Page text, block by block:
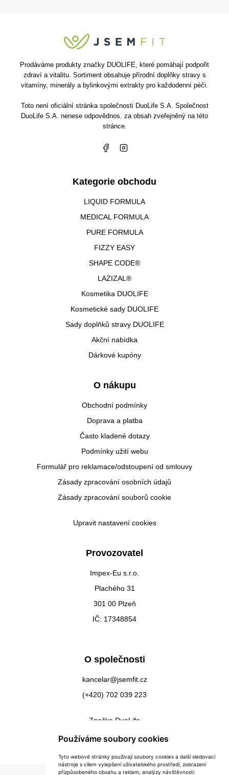
Používáme soubory cookies
Tyto webové stránky používají soubory cookies a další sledovací
nástroje s cílem vylepšení uživatelského prostředí, zobrazení
přizpůsobeného obsahu a reklam, analýzy návštěvnosti
Prodáváme produkty značky DUOLIFE, které pomáhají podpořit
zdraví a vitalitu. Sortiment obsahuje přírodní doplňky stravy s
vitamíny, minerály a bylinkovými extrakty pro každodenní péči.
Toto není oficiální stránka společnosti DuoLife S.A. Společnost
DuoLife S.A. nenese odpovědnos. za obsah zveřejněný na této
stránce.
Kategorie obchodu
LIQUID FORMULA
MEDICAL FORMULA
PURE FORMULA
FIZZY EASY
SHAPE CODE®
LAZIZAL®
Kosmetika DUOLIFE
Kosmetické sady DUOLIFE
Sady doplňků stravy DUOLIFE
Akční nabídka
Dárkové kupóny
O nákupu
Obchodní podmínky
Doprava a platba
Často kladené dotazy
Podmínky užití webu
Formulář pro reklamace/odstoupení od smlouvy
Zásady zpracování osobních údajů
Zásady zpracování souborů cookie
Upravit nastavení cookies
Provozovatel
Impex-Eu s.r.o.
Plachého 31
301 00 Plzeň
IČ: 17348854
O společnosti
kancelar@jsemfit.cz
(+420) 702 039 223
Značka DuoLife
Kontakty